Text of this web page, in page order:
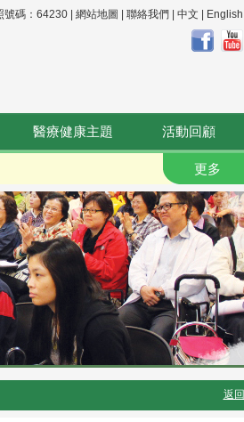
碼：64230 | 網站地圖 聯絡我們 中文 English
醫療健康主題 活動回顧
更多
返回